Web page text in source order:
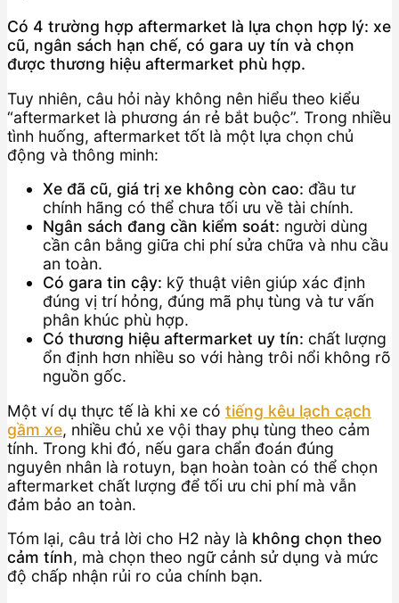
Có 4 trường hợp aftermarket là lựa chọn hợp lý: xe
cũ, ngân sách hạn chế, có gara uy tín và chọn
được thương hiệu aftermarket phù hợp.
Tuy nhiên, câu hỏi này không nên hiểu theo kiểu
“aftermarket là phương án rẻ bắt buộc”. Trong nhiều
tình huống, aftermarket tốt là một lựa chọn chủ
động và thông minh:
Xe đã cũ, giá trị xe không còn cao: đầu tư
chính hãng có thể chưa tối ưu về tài chính.
Ngân sách đang cần kiểm soát: người dùng
cần cân bằng giữa chi phí sửa chữa và nhu cầu
an toàn.
Có gara tin cậy: kỹ thuật viên giúp xác định
đúng vị trí hỏng, đúng mã phụ tùng và tư vấn
phân khúc phù hợp.
Có thương hiệu aftermarket uy tín: chất lượng
ổn định hơn nhiều so với hàng trôi nổi không rõ
nguồn gốc.
Một ví dụ thực tế là khi xe có tiếng kêu lạch cạch
gầm xe, nhiều chủ xe vội thay phụ tùng theo cảm
tính. Trong khi đó, nếu gara chẩn đoán đúng
nguyên nhân là rotuyn, bạn hoàn toàn có thể chọn
aftermarket chất lượng để tối ưu chi phí mà vẫn
đảm bảo an toàn.
Tóm lại, câu trả lời cho H2 này là không chọn theo
cảm tính, mà chọn theo ngữ cảnh sử dụng và mức
độ chấp nhận rủi ro của chính bạn.